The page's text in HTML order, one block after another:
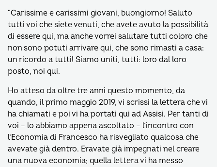
“Carissime e carissimi giovani, buongiorno! Saluto
tutti voi che siete venuti, che avete avuto la possibilità
di essere qui, ma anche vorrei salutare tutti coloro che
non sono potuti arrivare qui, che sono rimasti a casa:
un ricordo a tutti! Siamo uniti, tutti: loro dal loro
posto, noi qui.
Ho atteso da oltre tre anni questo momento, da
quando, il primo maggio 2019, vi scrissi la lettera che vi
ha chiamati e poi vi ha portati qui ad Assisi. Per tanti di
voi – lo abbiamo appena ascoltato – l’incontro con
l’Economia di Francesco ha risvegliato qualcosa che
avevate già dentro. Eravate già impegnati nel creare
una nuova economia; quella lettera vi ha messo